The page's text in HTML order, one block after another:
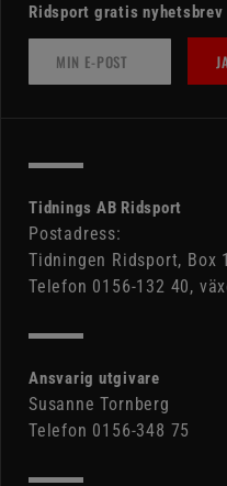
Ridsport gratis nyhetsbrev
Tidnings AB Ridsport
Postadress:
Tidningen Ridsport, Box
Telefon 0156-132 40,
Ansvarig utgivare
Susanne Tornberg
Telefon 0156-348 75